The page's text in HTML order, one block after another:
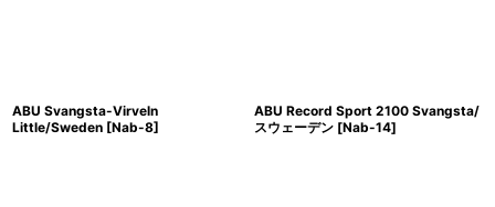
ABU Svangsta-Virveln
Little/Sweden [Nab-8]
ABU Record Sport 2100 Svangsta/
スウェーデン [Nab-14]